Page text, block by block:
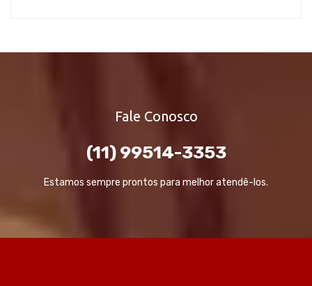
Fale Conosco
(11) 99514-3353
Estamos sempre prontos para melhor atendê-los.